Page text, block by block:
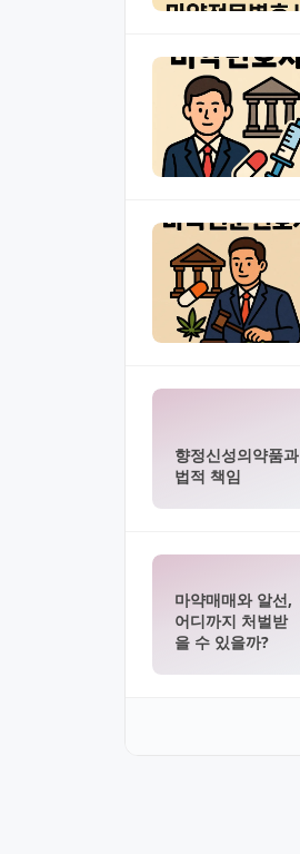
향정신성의약품과
법적 책임
마약매매와 알선,
어디까지 처벌받
을 수 있을까?